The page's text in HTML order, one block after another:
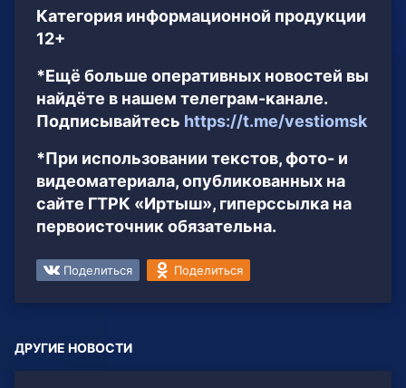
Категория информационной продукции
12+
*Ещё больше оперативных новостей вы
найдёте в нашем телеграм-канале.
Подписывайтесь https://t.me/vestiomsk
*При использовании текстов, фото- и
видеоматериала, опубликованных на
сайте ГТРК «Иртыш», гиперссылка на
первоисточник обязательна.
Поделиться Поделиться
ДРУГИЕ НОВОСТИ